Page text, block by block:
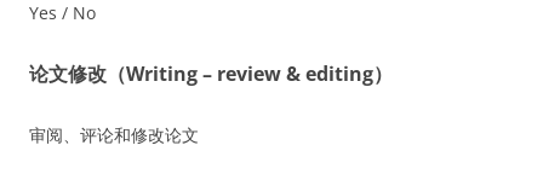
Yes / No
论文修改（Writing – review & editing）
审阅、评论和修改论文